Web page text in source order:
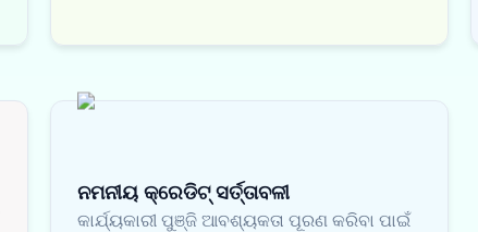
ନମନୀୟ କ୍ରେଡିଟ୍ ସର୍ତ୍ତାବଳୀ
କାର୍ଯ୍ୟକାରୀ ପୁଞ୍ଜି ଆବଶ୍ୟକତା ପୂରଣ କରିବା ପାଇଁ